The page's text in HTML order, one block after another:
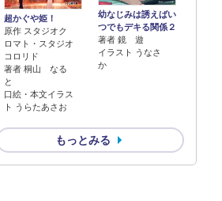
超かぐや姫！
原作 スタジオク
ロマト・スタジオ
コロリド
著者 桐山 なる
と
口絵・本文イラス
ト うらたあさお
幼なじみは誘えばい
つでもデキる関係２
著者 鏡 遊
イラスト うなさ
か
もっとみる